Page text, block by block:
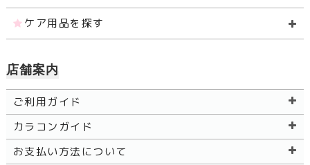
ケア用品を探す
店舗案内
ご利用ガイド
カラコンガイド
お支払い方法について